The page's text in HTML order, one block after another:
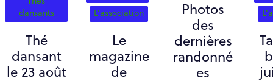
dansants
Thé
dansant
le 23 août
L'association
Le
magazine
de
Photos
des
dernières
randonné
es